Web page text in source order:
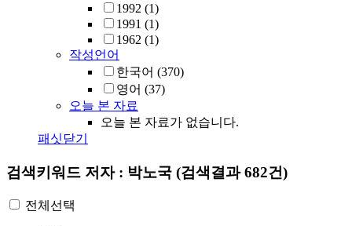
1992 (1)
1991 (1)
1962 (1)
작성언어
한국어 (370)
영어 (37)
오늘 본 자료
오늘 본 자료가 없습니다.
패싯닫기
검색키워드 저자 : 박노국 (검색결과 682건)
전체선택